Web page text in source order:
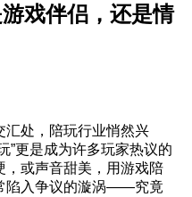
游戏伴侣，还是情
汇处，陪玩行业悄然兴
”更是成为许多玩家热议的
，或声音甜美，用游戏陪
陷入争议的漩涡——究竟